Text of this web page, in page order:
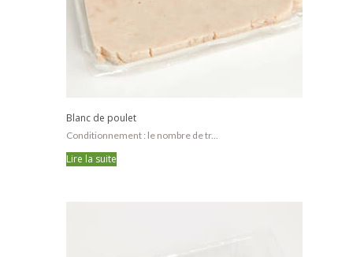
Blanc de poulet
Conditionnement : le nombre de tr...
Lire la suite